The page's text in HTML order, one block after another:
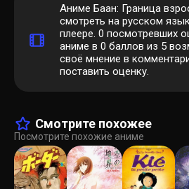
Аниме Баан: Граница
смотреть на русском
плеере. 0 посмотревших
аниме в 0 баллов из 5
своё мнение в
поставить оценку.
Смотрите похожее
Посмотрите похожие аниме